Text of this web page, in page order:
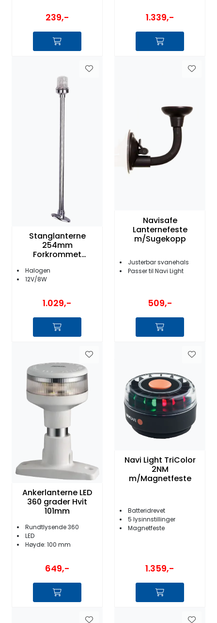
239,- 1.339,-
Stanglanterne
254mm
Forkrommet
Halogen
12V/8W
1.029,-
Navisafe
Lanternefeste
m/Sugekopp
Justerbar svanehals
Passer til Navi Light
509,-
Ankerlanterne LED
360 grader Hvit
101mm
Rundtlysende 360
LED
Høyde: 100 mm
649,-
Navi Light TriColor
2NM
m/Magnetfeste
Batteridrevet
5 lysinnstillinger
Magnetfeste
1.359,-